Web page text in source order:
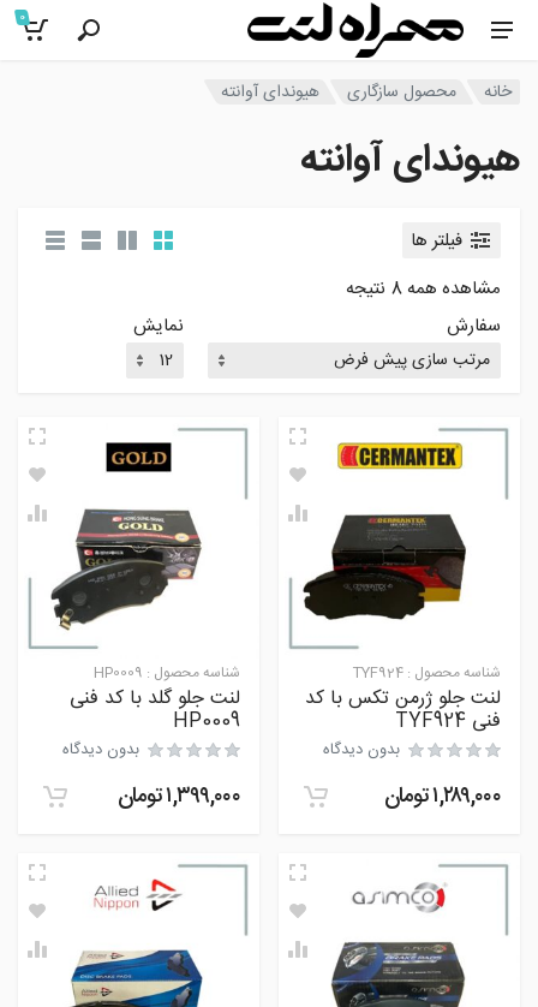
0
خانه محصول سازگاری هیوندای آوانته
هیوندای آوانته
فیلتر ها
مشاهده همه 8 نتیجه
سفارش
نمایش
شناسه محصول : TYF924
لنت جلو ژرمن تکس با کد
فنی TYF924
بدون دیدگاه
۱,۲۸۹,۰۰۰تومان
شناسه محصول : HP0009
لنت جلو گلد با کد فنی
HP0009
بدون دیدگاه
۱,۳۹۹,۰۰۰تومان